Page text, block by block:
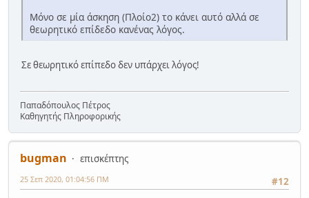
Μόνο σε μία άσκηση (Πλοίο2) το κάνει αυτό αλλά σε
θεωρητικό επίδεδο κανένας λόγος.
Σε θεωρητικό επίπεδο δεν υπάρχει λόγος!
Παπαδόπουλος Πέτρος
Καθηγητής Πληροφορικής
bugman
επισκέπτης
#12
25 Σεπ 2020, 01:04:56 ΠΜ